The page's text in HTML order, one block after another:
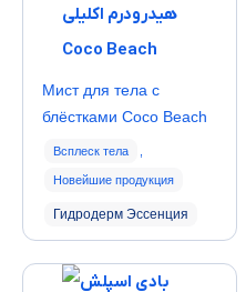
Мист для тела с
блёстками Coco Beach
Всплеск тела
Новейшие продукция
Гидродерм Эссенция